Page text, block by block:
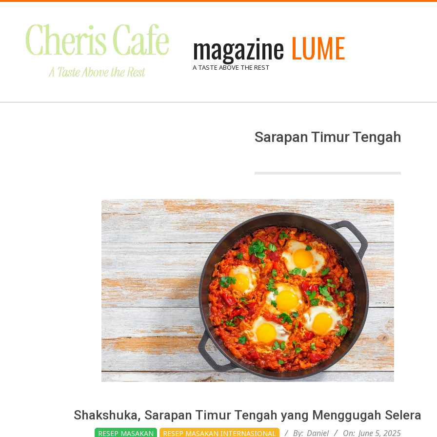
content
magazine LUME
A TASTE ABOVE THE REST
Sarapan Timur Tengah
Shakshuka, Sarapan Timur Tengah yang Menggugah Selera
RESEP MASAKAN RESEP MASAKAN INTERNASIONAL By: Daniel On: June 5, 2025